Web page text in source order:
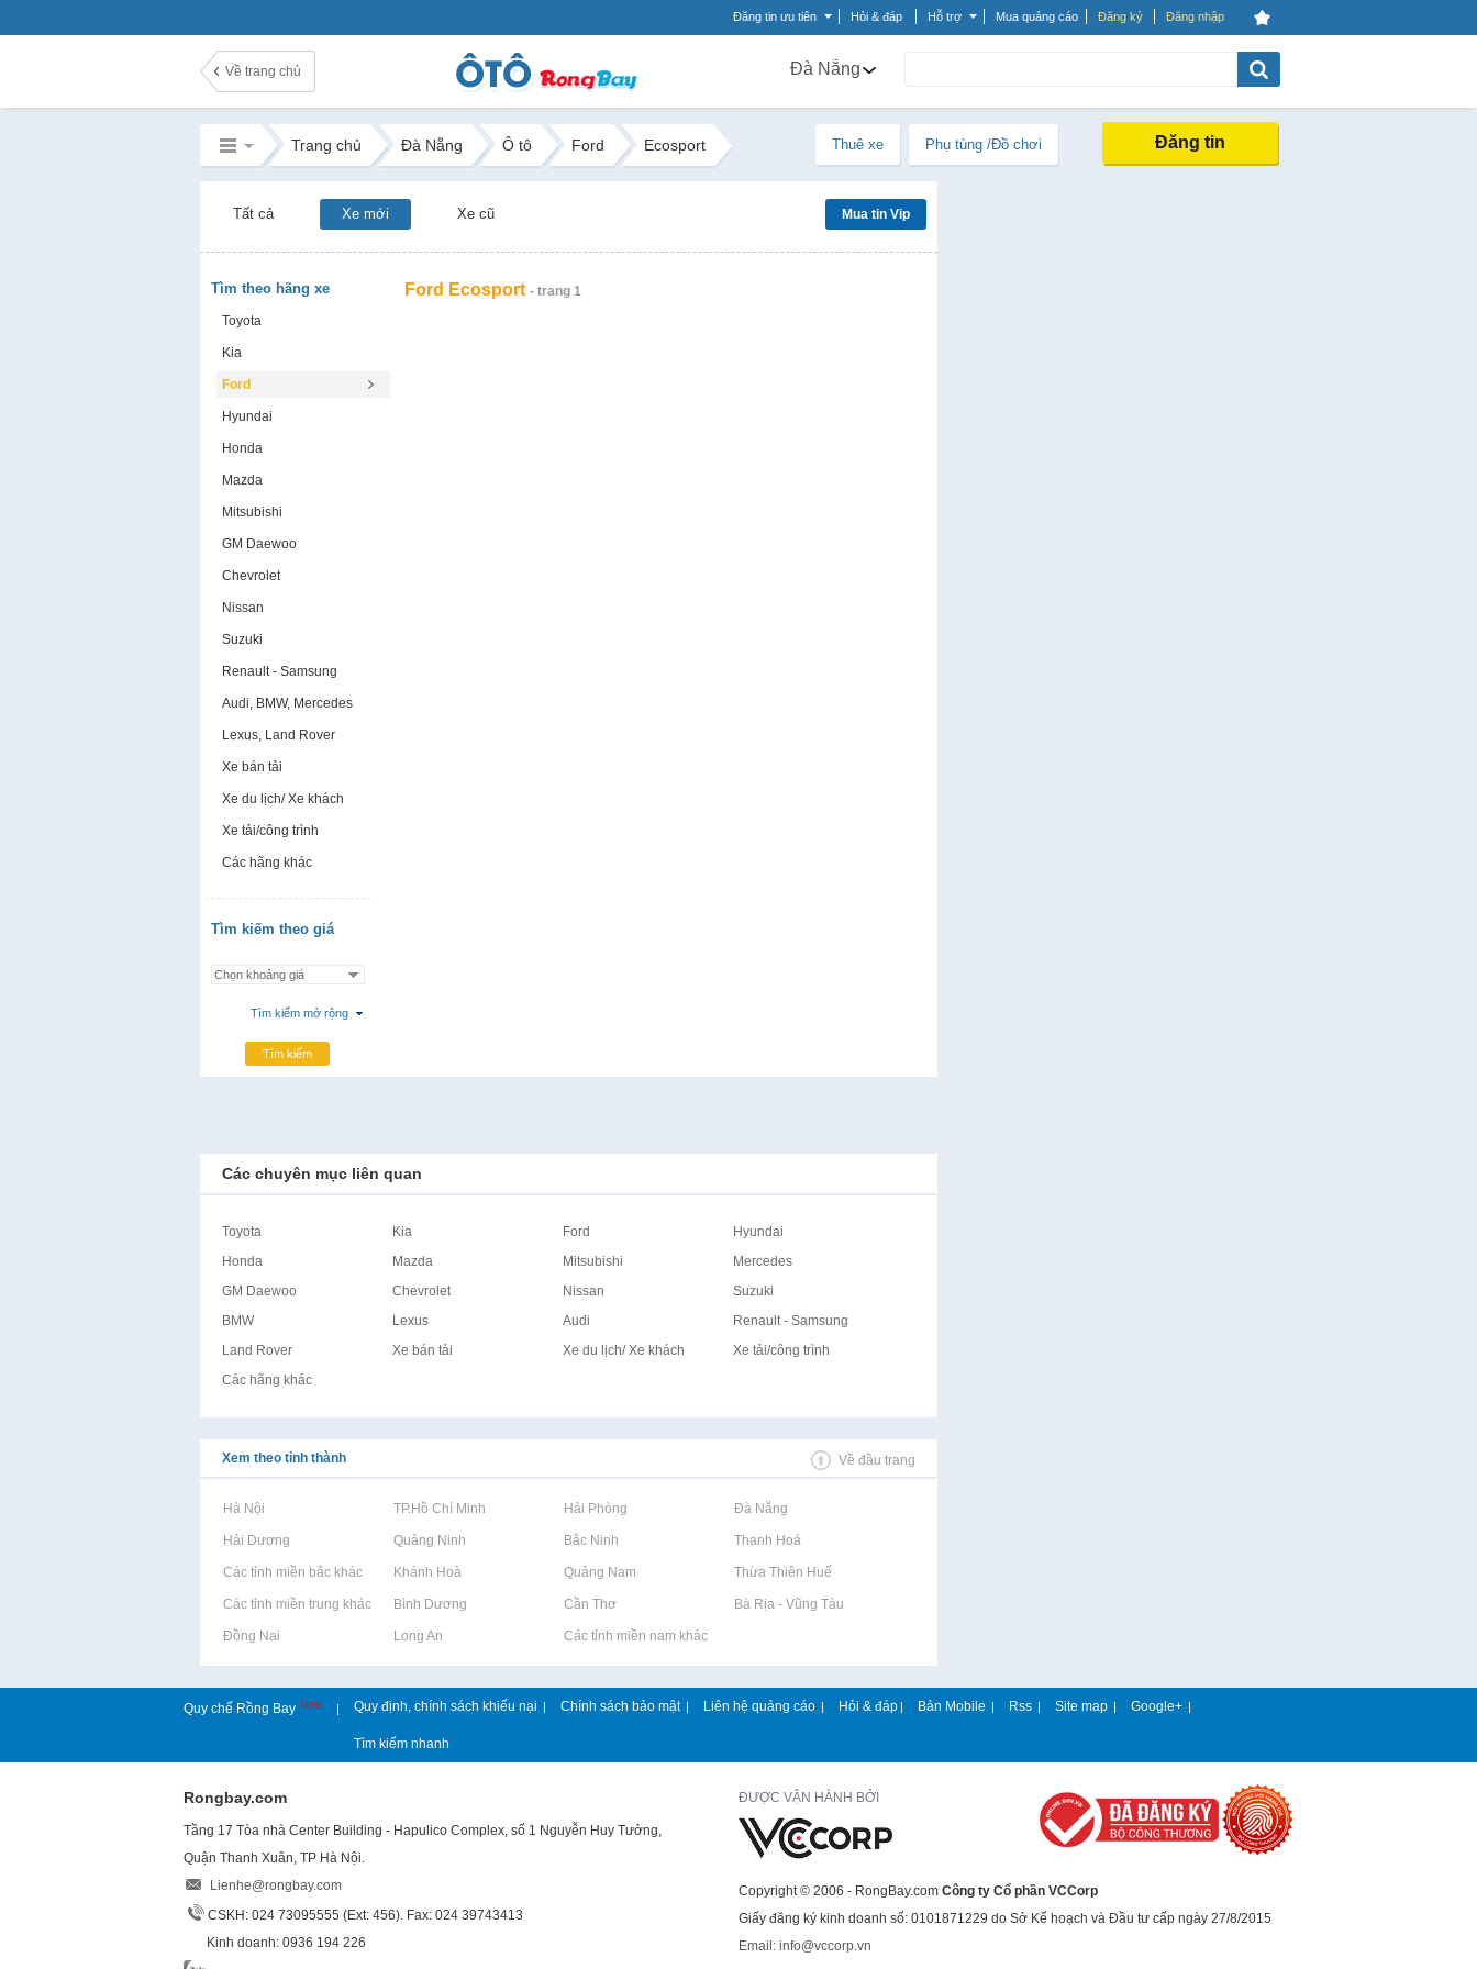
Đăng tin ưu tiên Hỏi & đáp Hỗ trợ Mua quảng cáo Đăng ký Đăng nhập
Về trang chủ Đà Nẵng
Trang chủ Đà Nẵng Ô tô Ford Ecosport Thuê xe Phụ tùng /Đồ chơi Đăng tin
Tất cả Xe mới Xe cũ Mua tin Vip
Tìm theo hãng xe
Toyota
Kia
Ford
Hyundai
Honda
Mazda
Mitsubishi
GM Daewoo
Chevrolet
Nissan
Suzuki
Renault - Samsung
Audi, BMW, Mercedes
Lexus, Land Rover
Xe bán tải
Xe du lịch/ Xe khách
Xe tải/công trình
Các hãng khác
Tìm kiếm theo giá
Tìm kiếm mở rộng
Tìm kiếm
Ford Ecosport - trang 1
Các chuyên mục liên quan
Toyota Kia Ford
Hyundai
Honda
Mazda Mitsubishi
Mercedes
GM Daewoo
Chevrolet Nissan
Suzuki
BMW
Lexus Audi
Renault - Samsung
Land Rover
Xe bán tải Xe du lịch/ Xe khách
Xe tải/công trình
Các hãng khác
Xem theo tỉnh thành Về đầu trang
Rao vặt tại Hà Nội Rao vặt tại TP.Hồ Chí Minh Rao vặt tại Hải Phòng Rao vặt tại Đà Nẵng
Rao vặt tại Hải Dương Rao vặt tại Quảng Ninh Rao vặt tại Bắc Ninh Rao vặt tại Thanh Hoá
Rao vặt tại Các tỉnh miền bắc khácRao vặt tại Khánh Hoà Rao vặt tại Quảng Nam Rao vặt tại Thừa Thiên Huế
Rao vặt tại Các tỉnh miền trung khácRao vặt tại Bình Dương Rao vặt tại Cần Thơ Rao vặt tại Bà Rịa - Vũng Tàu
Rao vặt tại Đồng Nai Rao vặt tại Long An Rao vặt tại Các tỉnh miền nam khác
Quy chế Rồng Bay New | Quy định, chính sách khiếu nại | Chính sách bảo mật | Liên hệ quảng cáo | Hỏi & đáp | Bản Mobile | Rss | Site map | Google+ |
Tìm kiếm nhanh
Rongbay.com
Tầng 17 Tòa nhà Center Building - Hapulico Complex, số 1 Nguyễn Huy Tưởng,
Quận Thanh Xuân, TP Hà Nội.
Lienhe@rongbay.com
CSKH: 024 73095555 (Ext: 456). Fax: 024 39743413
Kinh doanh: 0936 194 226
ĐƯỢC VẬN HÀNH BỞI
Copyright © 2006 - RongBay.com Công ty Cổ phần VCCorp
Giấy đăng ký kinh doanh số: 0101871229 do Sở Kế hoạch và Đầu tư cấp ngày 27/8/2015
Email: info@vccorp.vn